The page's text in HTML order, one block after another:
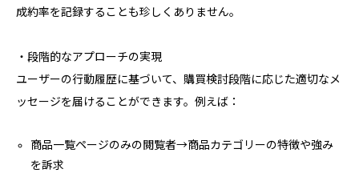
成約率を記録することも珍しくありません。
・段階的なアプローチの実現
ユーザーの行動履歴に基づいて、購買検討段階に応じた適切なメ
ッセージを届けることができます。例えば：
商品一覧ページのみの閲覧者→商品カテゴリーの特徴や強み
を訴求